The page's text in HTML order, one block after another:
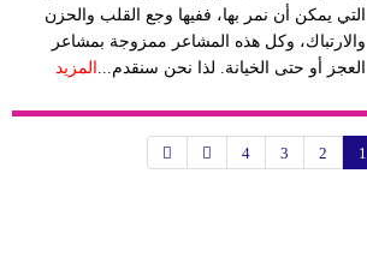
التي يمكن أن نمر بها، ففيها وجع القلب والحزن
والارتباك، وكل هذه المشاعر ممزوجة بمشاعر
العجز أو حتى الخيانة. لذا نحن سنقدم... المزيد
1
2
3
4